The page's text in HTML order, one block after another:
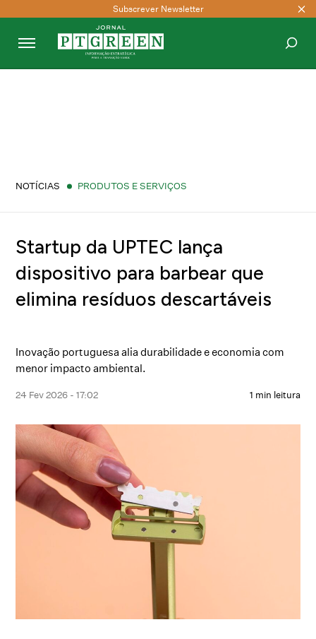
Subscrever Newsletter
NOTÍCIAS PRODUTOS E SERVIÇOS
Startup da UPTEC lança
dispositivo para barbear que
elimina resíduos descartáveis
Inovação portuguesa alia durabilidade e economia com
menor impacto ambiental.
24 Fev 2026 - 17:02 1 min leitura